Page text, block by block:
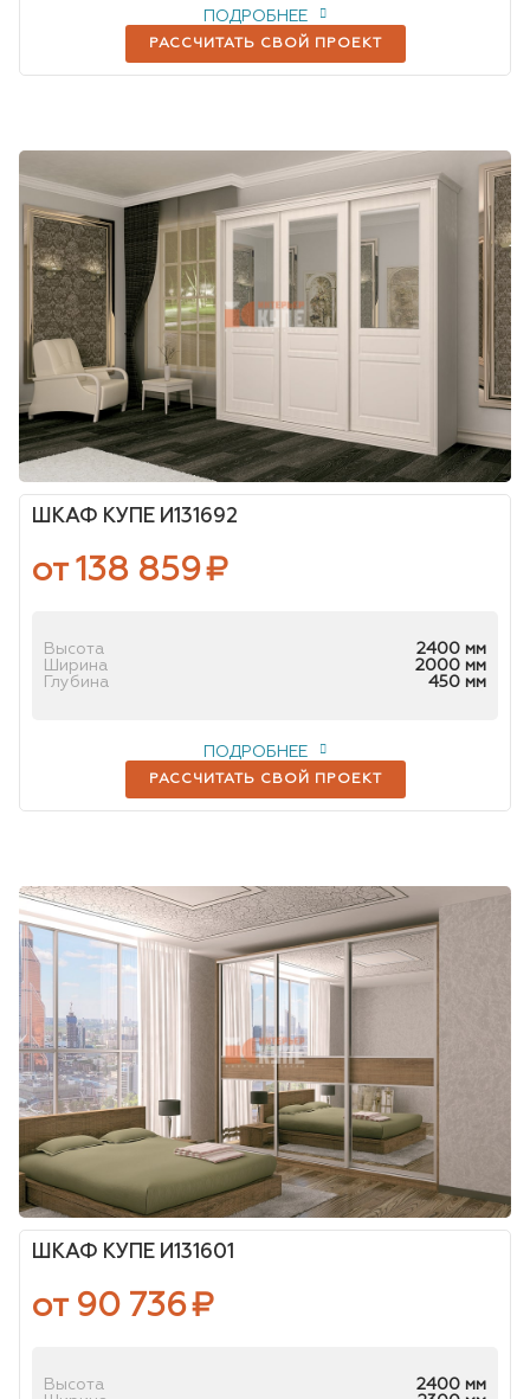
РАССЧИТАТЬ СВОЙ ПРОЕКТ
ПОДРОБНЕЕ
ШКАФ КУПЕ И131692
от 138 859₽
Высота
2400 мм
Ширина
2000 мм
Глубина
450 мм
РАССЧИТАТЬ СВОЙ ПРОЕКТ
ПОДРОБНЕЕ
ШКАФ КУПЕ И131601
от 90 736₽
Высота
2400 мм